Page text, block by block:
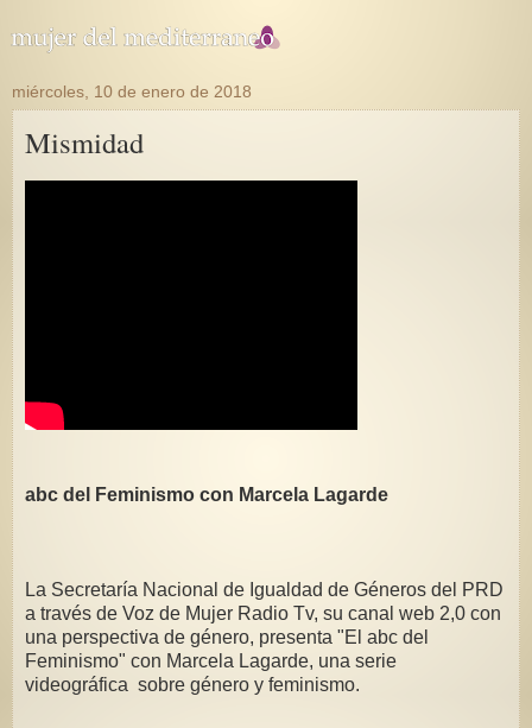
miércoles, 10 de enero de 2018
Mismidad
abc del Feminismo con Marcela Lagarde
La Secretaría Nacional de Igualdad de Géneros del PRD
a través de Voz de Mujer Radio Tv, su canal web 2,0 con
una perspectiva de género, presenta "El abc del
Feminismo" con Marcela Lagarde, una serie
videográfica sobre género y feminismo.